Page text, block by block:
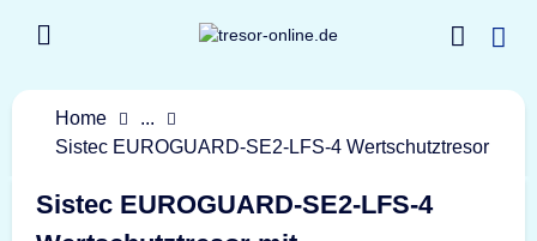
Home
...
Sistec EUROGUARD-SE2-LFS-4 Wertschutztresor
Sistec EUROGUARD-SE2-LFS-4